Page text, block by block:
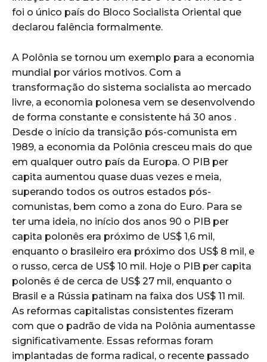
foi o único país do Bloco Socialista Oriental que
declarou falência formalmente.
A Polônia se tornou um exemplo para a economia
mundial por vários motivos. Com a
transformação do sistema socialista ao mercado
livre, a economia polonesa vem se desenvolvendo
de forma constante e consistente há 30 anos .
Desde o início da transição pós-comunista em
1989, a economia da Polônia cresceu mais do que
em qualquer outro país da Europa. O PIB per
capita aumentou quase duas vezes e meia,
superando todos os outros estados pós-
comunistas, bem como a zona do Euro. Para se
ter uma ideia, no início dos anos 90 o PIB per
capita polonês era próximo de US$ 1,6 mil,
enquanto o brasileiro era próximo dos US$ 8 mil, e
o russo, cerca de US$ 10 mil. Hoje o PIB per capita
polonês é de cerca de US$ 27 mil, enquanto o
Brasil e a Rússia patinam na faixa dos US$ 11 mil.
As reformas capitalistas consistentes fizeram
com que o padrão de vida na Polônia aumentasse
significativamente. Essas reformas foram
implantadas de forma radical, o recente passado